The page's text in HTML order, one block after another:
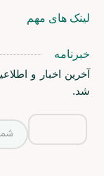
لینک های مهم
خبرنامه
آخرین اخبار و
شد.